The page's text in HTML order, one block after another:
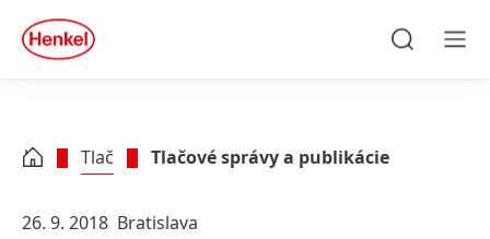
Skip to footer
quick
search
Tlač Tlačové správy a publikácie
26. 9. 2018 Bratislava